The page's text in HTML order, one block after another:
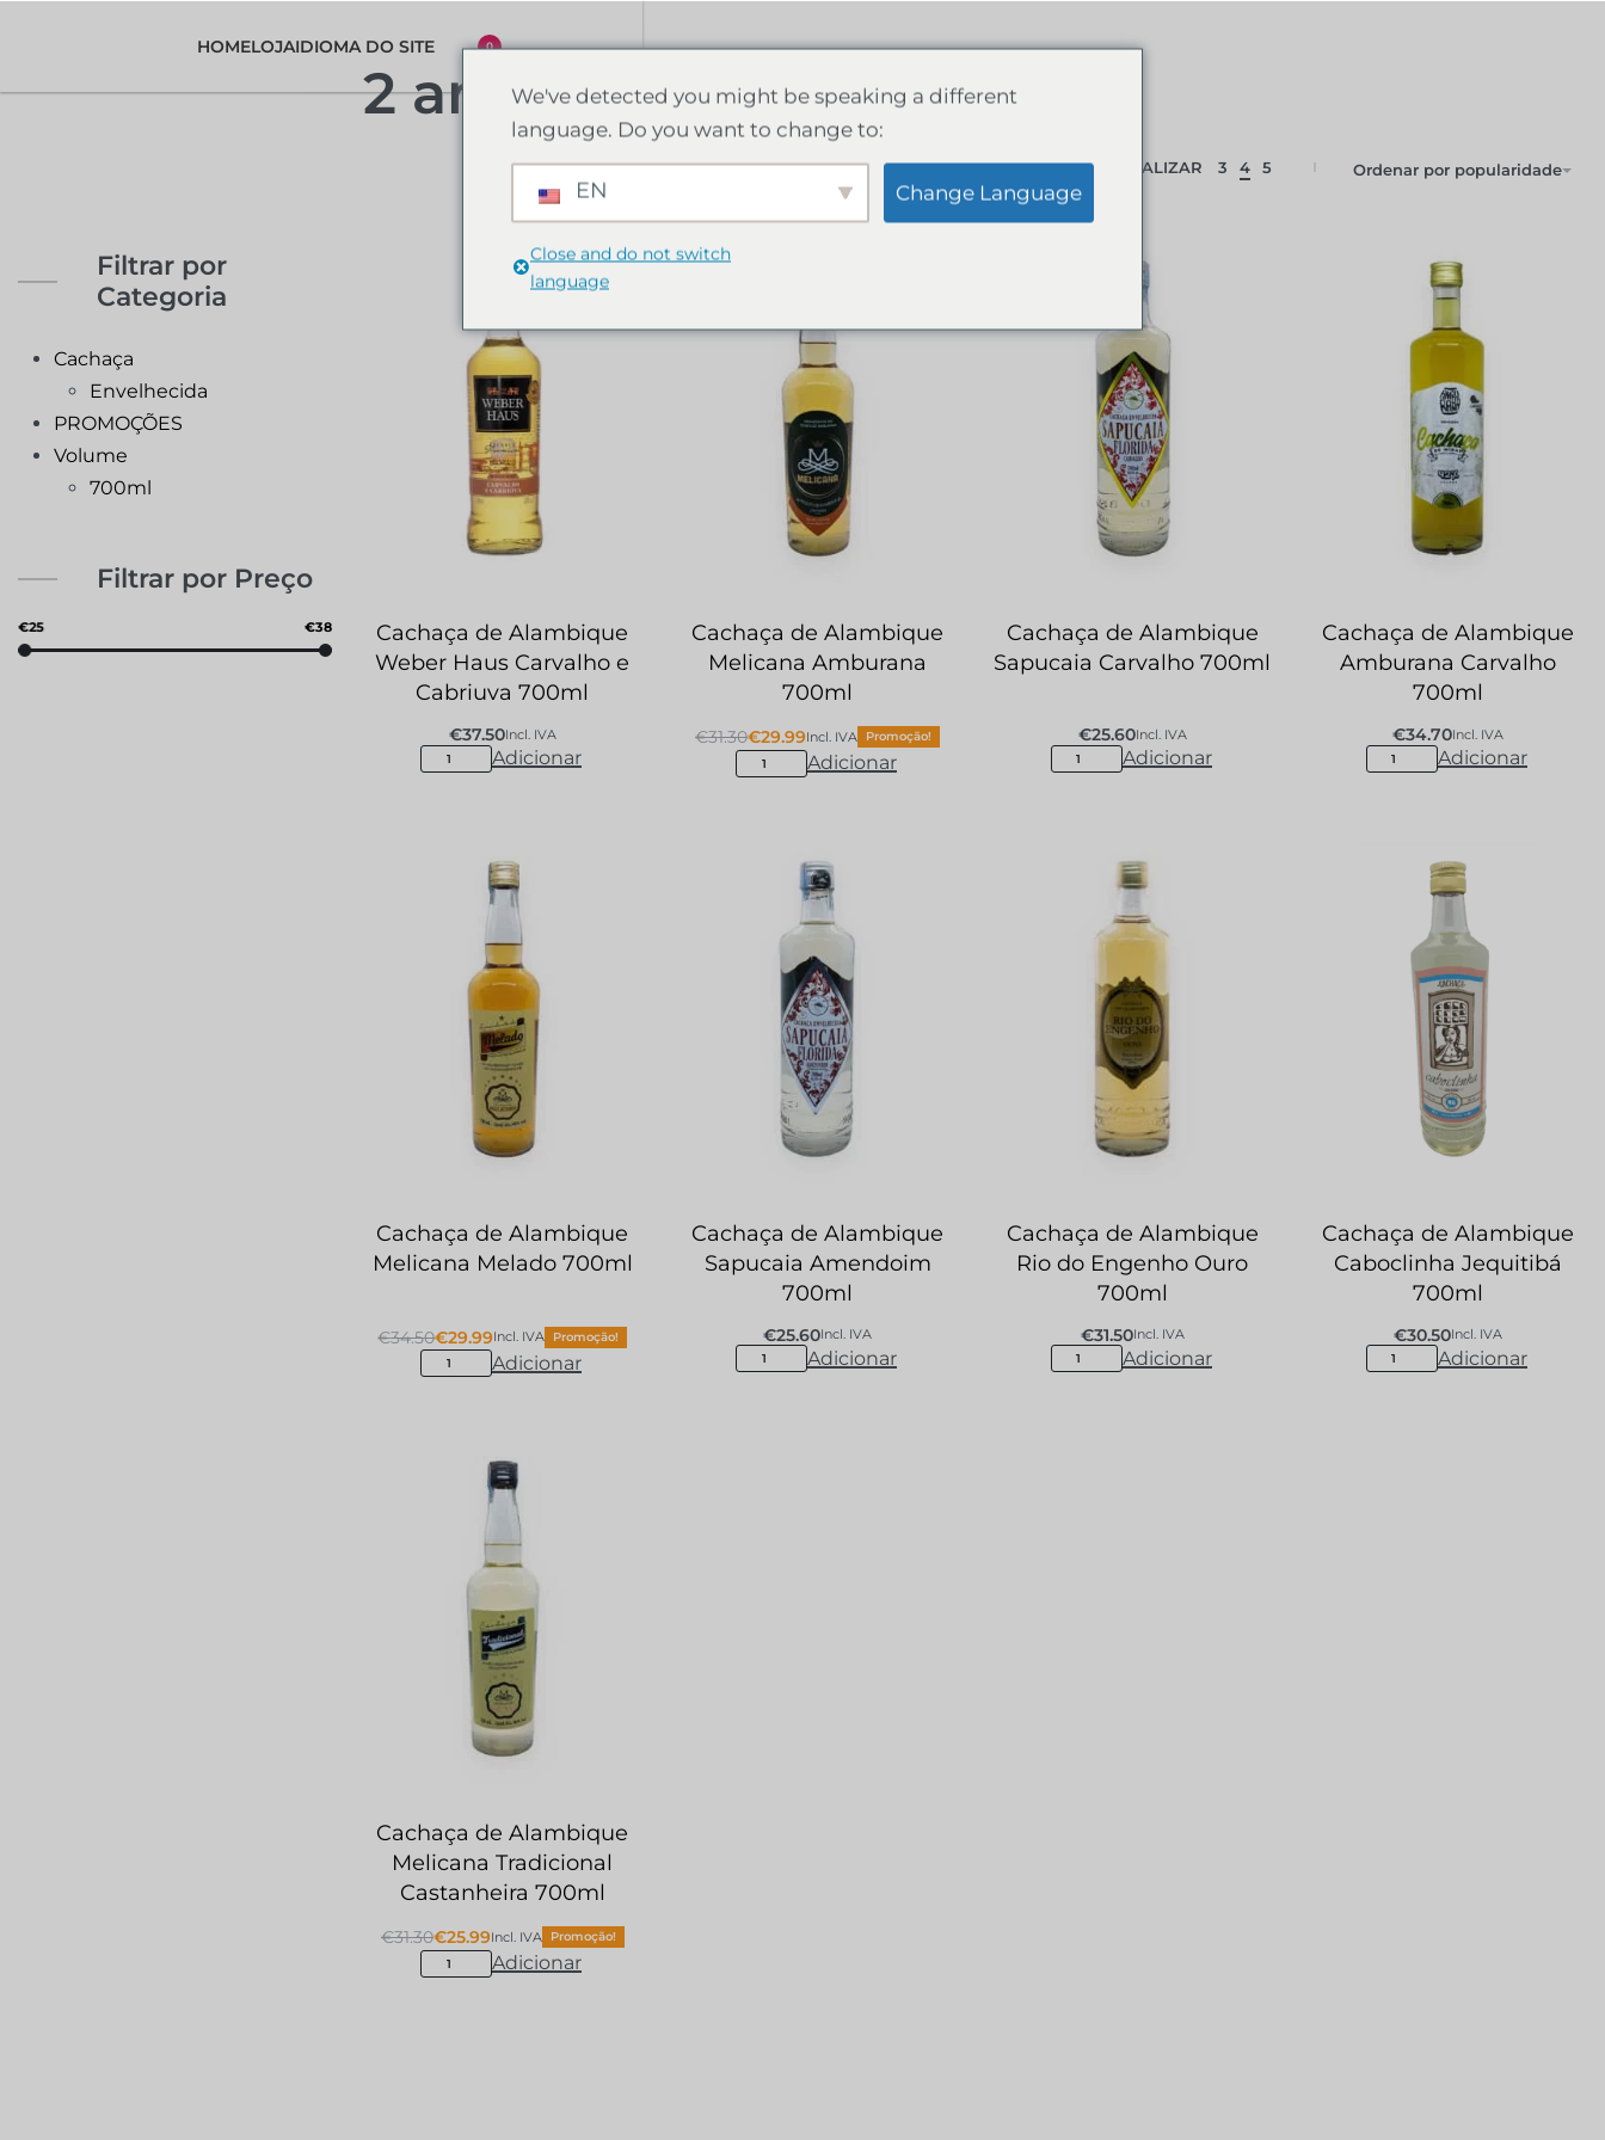
HOMELOJAIDIOMA DO SITE 0
Filtrar por
Categoria
Cachaça
Envelhecida
PROMOÇÕES
Volume
700ml
Filtrar por Preço
€25 €38
2 anos
VISUALIZAR 3 4 5 Ordenar por popularidade
Cachaça de Alambique
Weber Haus Carvalho e
Cabriuva 700ml
€37.50Incl. IVA
Adicionar
Cachaça de Alambique
Melicana Amburana
700ml
€31.30€29.99Incl. IVA Promoção!
Adicionar
Cachaça de Alambique
Sapucaia Carvalho 700ml
€25.60Incl. IVA
Adicionar
Cachaça de Alambique
Amburana Carvalho
700ml
€34.70Incl. IVA
Adicionar
Cachaça de Alambique
Melicana Melado 700ml
€34.50€29.99Incl. IVA Promoção!
Adicionar
Cachaça de Alambique
Sapucaia Amendoim
700ml
€25.60Incl. IVA
Adicionar
Cachaça de Alambique
Rio do Engenho Ouro
700ml
€31.50Incl. IVA
Adicionar
Cachaça de Alambique
Caboclinha Jequitibá
700ml
€30.50Incl. IVA
Adicionar
Cachaça de Alambique
Melicana Tradicional
Castanheira 700ml
€31.30€25.99Incl. IVA Promoção!
Adicionar
We've detected you might be speaking a different
language. Do you want to change to:
EN Change Language
Close and do not switch
language